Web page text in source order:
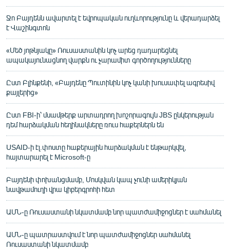
Ջո Բայդենն ավարտել է եվրոպական ուղևորությունը և վերադարձել
է Վաշինգտոն
«Մեծ յոթնյակը» Ռուսաստանին կոչ արեց դադարեցնել
ապակայունացնող վարքն ու չարամիտ գործողությունները
Ըստ Բլինքենի, «Բայդենը Պուտինին կոչ կանի խուսափել ագրեսիվ
քայլերից»
Ըստ FBI-ի՝ մսամթերք արտադրող խոշորագույն JBS ընկերության
դեմ հարձակման հեղինակները ռուս հաքերներն են
USAID-ի էլ.փոստը հաքերային հարձակման է ենթարկվել,
հայտարարել է Microsoft-ը
Բայդենի փոխանցմամբ, Մոսկվան կապ չունի ամերիկյան
նավթամուղի վրա կիբերգրոհի հետ
ԱՄՆ-ը Ռուսաստանի նկատմամբ նոր պատժամիջոցներ է սահմանել
ԱՄՆ-ը պատրաստվում է նոր պատժամիջոցներ սահմանել
Ռուսաստանի նկատմամբ